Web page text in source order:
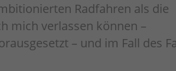
Radfahren als die
mich verlassen können –
– und im Fall des